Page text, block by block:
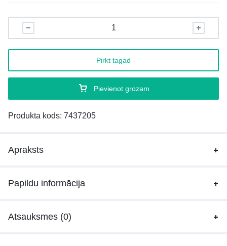
Pievienot grozam
Pirkt tagad
Produkta kods: 7437205
Apraksts
Papildu informācija
Atsauksmes (0)